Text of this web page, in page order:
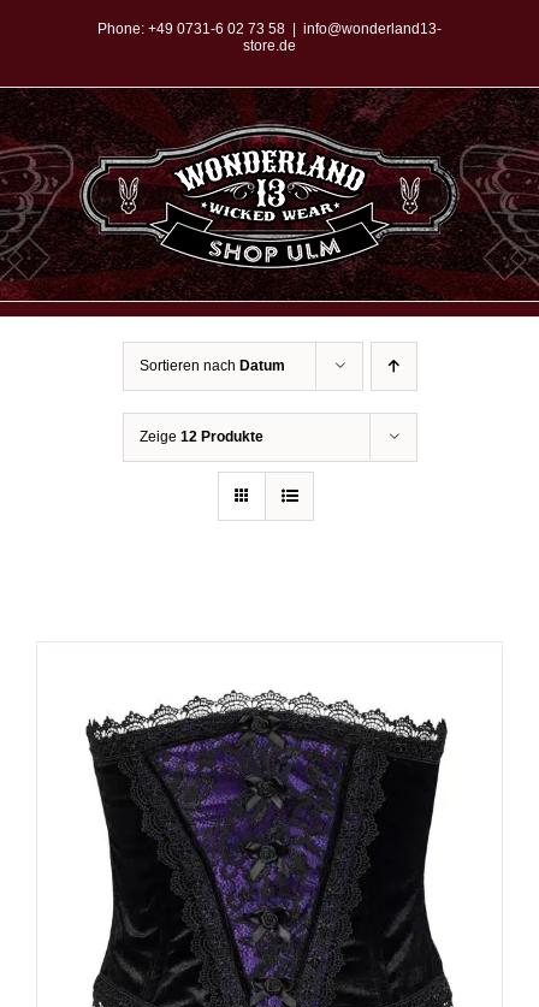
springen
Phone: +49 0731-6 02 73 58
info@wonderland13-
store.de
Sortieren nach Datum
Zeige 12 Produkte